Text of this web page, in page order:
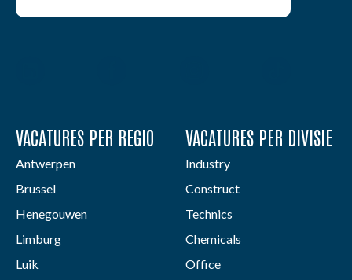
VACATURES PER REGIO
Antwerpen
Brussel
Henegouwen
Limburg
Luik
VACATURES PER DIVISIE
Industry
Construct
Technics
Chemicals
Office